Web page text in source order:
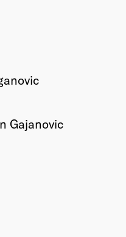
Gajanovic